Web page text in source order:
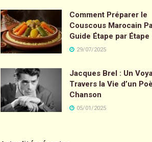
Comment Préparer le
Couscous Marocain
Guide Étape par Étape
29/07/2025
Jacques Brel : Un
Travers la Vie d’un
Chanson
05/01/2025